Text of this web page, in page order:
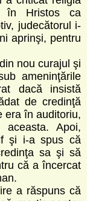
în Hristos ca
judecătorul i-
aprinşi, pentru
nou curajul şi
ameninţările
dacă insistă
de credinţă
era în auditoriu,
Apoi,
şi i-a spus că
sa şi să
că a încercat
a răspuns că